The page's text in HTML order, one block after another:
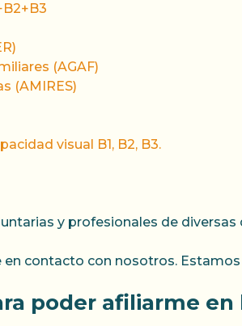
(AGAF)
(AMIRES)
visual B1, B2, B3.
y profesionales de
contacto con nosotros.
poder afiliarme en